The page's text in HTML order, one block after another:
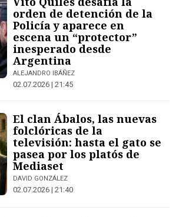
orden de detención de la
Policía y aparece en
escena un “protector”
inesperado desde
Argentina
ALEJANDRO IBÁÑEZ
02.07.2026 | 21:45
El clan Ábalos, las nuevas
folclóricas de la
televisión: hasta el gato se
pasea por los platós de
Mediaset
DAVID GONZÁLEZ
02.07.2026 | 21:40